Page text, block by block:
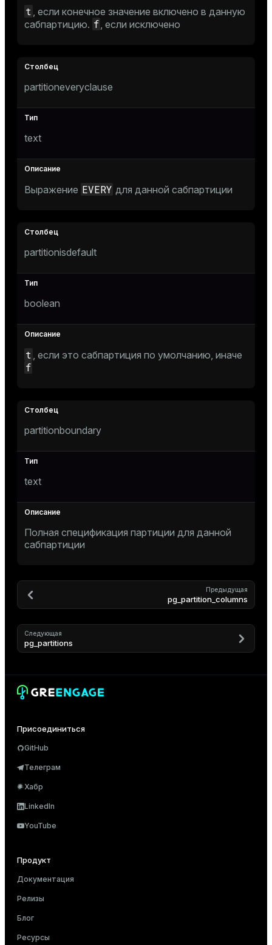
t , если конечное значение включено в данную
сабпартицию. f, если исключено
partitioneveryclause
text
Выражение EVERY для данной сабпартиции
partitionisdefault
boolean
t , если это сабпартиция по умолчанию, иначе
f
partitionboundary
text
Полная спецификация партиции для данной
сабпартиции
Предыдущая
pg_partition_columns
Следующая
pg_partitions
Присоединиться
GitHub
Телеграм
Хабр
LinkedIn
YouTube
Продукт
Документация
Релизы
Блог
Ресурсы